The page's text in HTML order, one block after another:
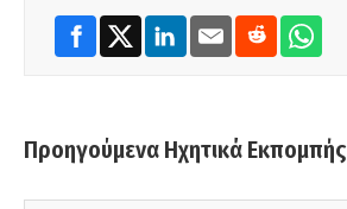
Προηγούμενα Ηχητικά Εκπομπής